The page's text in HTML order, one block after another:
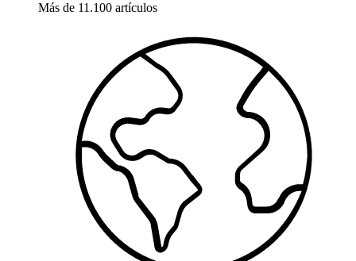
Más de 11.100 artículos